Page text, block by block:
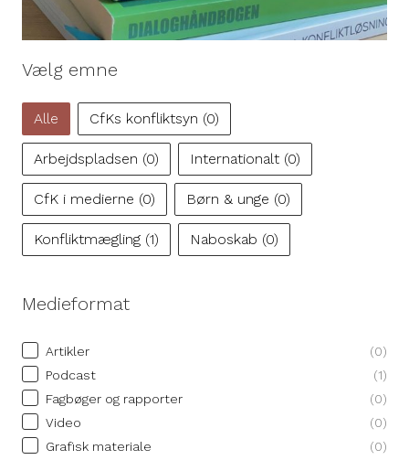
Vælg emne
Vælg emne
Alle CfKs konfliktsyn (0)
Arbejdspladsen (0) Internationalt (0)
CfK i medierne (0) Børn & unge (0)
Konfliktmægling (1) Naboskab (0)
Medieformat
Medieformat
Artikler
(0)
Podcast
(1)
Fagbøger og rapporter
(0)
Video
(0)
Grafisk materiale
(0)